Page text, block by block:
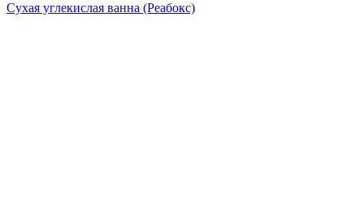
Сухая углекислая ванна (Реабокс)